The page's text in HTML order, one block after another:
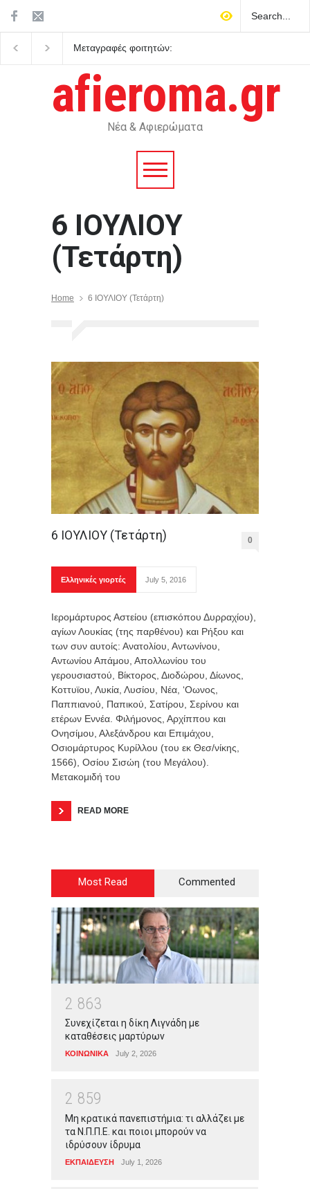
Μεταγραφές φοιτητών:
afieroma.gr
Νέα & Αφιερώματα
6 ΙΟΥΛΙΟΥ
(Τετάρτη)
Home 6 ΙΟΥΛΙΟΥ (Τετάρτη)
6 ΙΟΥΛΙΟΥ (Τετάρτη) 0
Ελληνικές γιορτές July 5, 2016
Ιερομάρτυρος Αστείου (επισκόπου Δυρραχίου),
αγίων Λουκίας (της παρθένου) και Ρήξου και
των συν αυτοίς: Ανατολίου, Αντωνίνου,
Αντωνίου Απάμου, Απολλωνίου του
γερουσιαστού, Βίκτορος, Διοδώρου, Δίωνος,
Κοττυϊου, Λυκία, Λυσίου, Νέα, ‘Οωνος,
Παππιανού, Παπικού, Σατίρου, Σερίνου και
ετέρων Εννέα. Φιλήμονος, Αρχίππου και
Ονησίμου, Αλεξάνδρου και Επιμάχου,
Οσιομάρτυρος Κυρίλλου (του εκ Θεσ/νίκης,
1566), Οσίου Σισώη (του Μεγάλου).
Μετακομιδή του
READ MORE
Most Read Commented
2 863
Συνεχίζεται η δίκη Λιγνάδη με
καταθέσεις μαρτύρων
ΚΟΙΝΩΝΙΚΑ July 2, 2026
2 859
Μη κρατικά πανεπιστήμια: τι αλλάζει με
τα Ν.Π.Π.Ε. και ποιοι μπορούν να
ιδρύσουν ίδρυμα
ΕΚΠΑΙΔΕΥΣΗ July 1, 2026